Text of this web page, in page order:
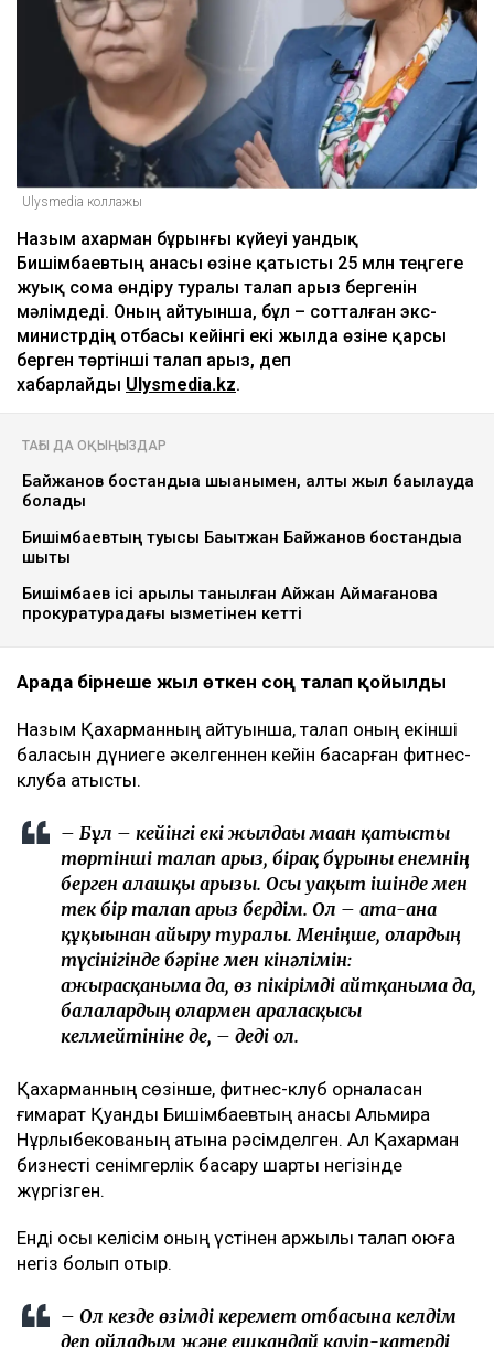
Ulysmedia коллажы
Назым Қахарман бұрынғы күйеуі Қуандық
Бишімбаевтың анасы өзіне қатысты 25 млн теңгеге
жуық сома өндіру туралы талап арыз бергенін
мәлімдеді. Оның айтуынша, бұл – сотталған экс-
министрдің отбасы кейінгі екі жылда өзіне қарсы
берген төртінші талап арыз, деп
хабарлайды Ulysmedia.kz.
ТАҒЫ ДА ОҚЫҢЫЗДАР
Байжанов бостандыққа шыққанымен, алты жыл бақылауда
болады
Бишімбаевтың туысы Бақытжан Байжанов бостандыққа
шықты
Бишімбаев ісі арқылы танылған Айжан Аймағанова
прокуратурадағы қызметінен кетті
Арада бірнеше жыл өткен соң талап қойылды
Назым Қахарманның айтуынша, талап оның екінші
баласын дүниеге әкелгеннен кейін басқарған фитнес-
клубқа қатысты.
– Бұл – кейінгі екі жылдағы маған қатысты
төртінші талап арыз, бірақ бұрынғы енемнің
берген алғашқы арызы. Осы уақыт ішінде мен
тек бір талап арыз бердім. Ол – ата-ана
құқығынан айыру туралы. Меніңше, олардың
түсінігінде бәріне мен кінәлімін:
ажырасқаныма да, өз пікірімді айтқаныма да,
балалардың олармен араласқысы
келмейтініне де, – деді ол.
Қахарманның сөзінше, фитнес-клуб орналасқан
ғимарат Қуандық Бишімбаевтың анасы Альмира
Нұрлыбекованың атына рәсімделген. Ал Қахарман
бизнесті сенімгерлік басқару шарты негізінде
жүргізген.
Енді осы келісім оның үстінен қаржылық талап қоюға
негіз болып отыр.
– Ол кезде өзімді керемет отбасына келдім
деп ойладым және ешқандай қауіп-қатерді